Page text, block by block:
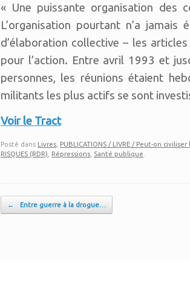
« Une puissante organisation des
L’organisation pourtant n’a
d’élaboration collective – les
pour l’action. Entre avril 1993 et
personnes, les réunions étaient
militants les plus actifs se sont
Voir le Tract
Posté dans Livres
PUBLICATIONS / LIVRE / Peut-on
RISQUES (RDR)
Répressions Santé publique
Post navigation
← Entre guerre à la drogue…